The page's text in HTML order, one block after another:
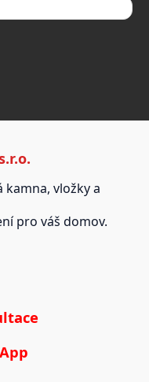
kamna, vložky a
pro váš domov.